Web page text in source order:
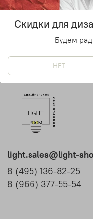
10 700 руб
light.sales@light-
8 (495) 136-82-25
8 (966) 377-55-54
Скидки для
Будем
НЕТ